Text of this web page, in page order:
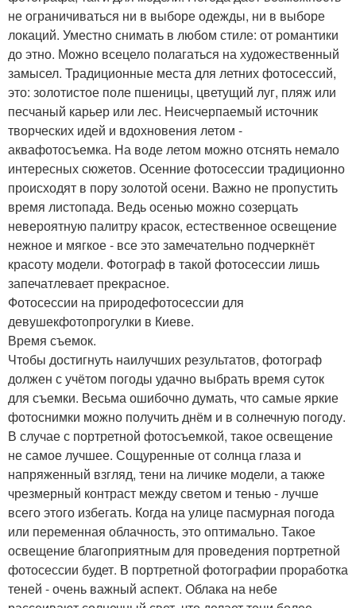
не ограничиваться ни в выборе одежды, ни в выборе
локаций. Уместно снимать в любом стиле: от романтики
до этно. Можно всецело полагаться на художественный
замысел. Традиционные места для летних фотосессий,
это: золотистое поле пшеницы, цветущий луг, пляж или
песчаный карьер или лес. Неисчерпаемый источник
творческих идей и вдохновения летом -
аквафотосъемка. На воде летом можно отснять немало
интересных сюжетов. Осенние фотосессии традиционно
происходят в пору золотой осени. Важно не пропустить
время листопада. Ведь осенью можно созерцать
невероятную палитру красок, естественное освещение
нежное и мягкое - все это замечательно подчеркнёт
красоту модели. Фотограф в такой фотосессии лишь
запечатлевает прекрасное.
Фотосессии на природефотосессии для
девушекфотопрогулки в Киеве.
Время съемок.
Чтобы достигнуть наилучших результатов, фотограф
должен с учётом погоды удачно выбрать время суток
для съемки. Весьма ошибочно думать, что самые яркие
фотоснимки можно получить днём и в солнечную погоду.
В случае с портретной фотосъемкой, такое освещение
не самое лучшее. Сощуренные от солнца глаза и
напряженный взгляд, тени на личике модели, а также
чрезмерный контраст между светом и тенью - лучше
всего этого избегать. Когда на улице пасмурная погода
или переменная облачность, это оптимально. Такое
освещение благоприятным для проведения портретной
фотосессии будет. В портретной фотографии проработка
теней - очень важный аспект. Облака на небе